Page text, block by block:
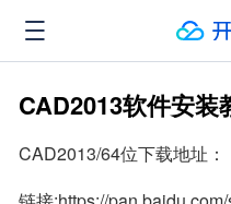
CAD2013软件安装
CAD2013/64位下载地址：